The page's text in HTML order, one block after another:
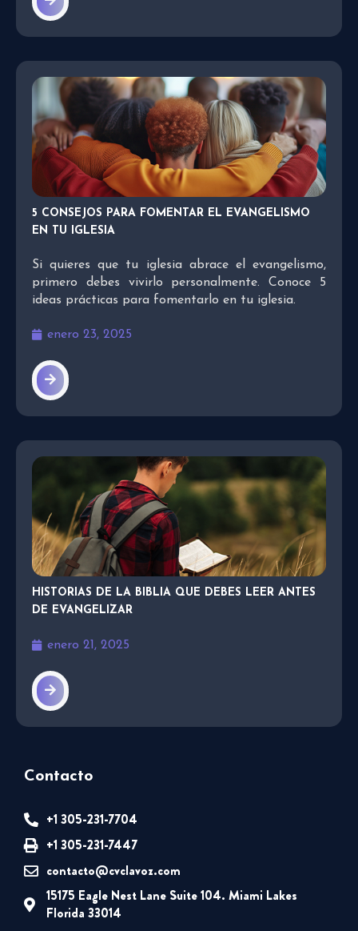
5 CONSEJOS PARA FOMENTAR EL EVANGELISMO
EN TU IGLESIA
Si quieres que tu iglesia abrace el evangelismo,
primero debes vivirlo personalmente. Conoce 5
ideas prácticas para fomentarlo en tu iglesia.
enero 23, 2025
HISTORIAS DE LA BIBLIA QUE DEBES LEER ANTES
DE EVANGELIZAR
enero 21, 2025
Contacto
+1 305-231-7704
+1 305-231-7447
contacto@cvclavoz.com
15175 Eagle Nest Lane Suite 104. Miami Lakes
Florida 33014